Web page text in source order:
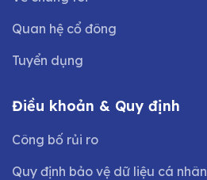
Quan hệ cổ đông
Tuyển dụng
Điều khoản & Quy định
Công bố rủi ro
Quy định bảo vệ dữ liệu cá nhân